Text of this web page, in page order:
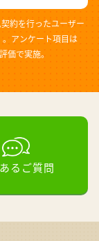
約を行ったユーザー
アンケート項目は
価で実施。
るご質問